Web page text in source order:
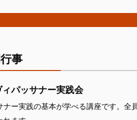
事
パッサナー実践会
ナー実践の基本が学べる講座です。